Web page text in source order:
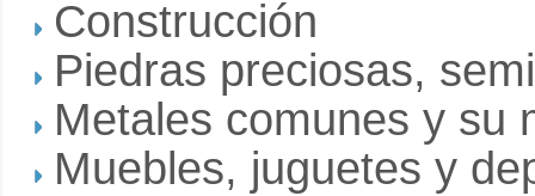
Construcción
Piedras preciosas,
Metales comunes y su
Muebles, juguetes y